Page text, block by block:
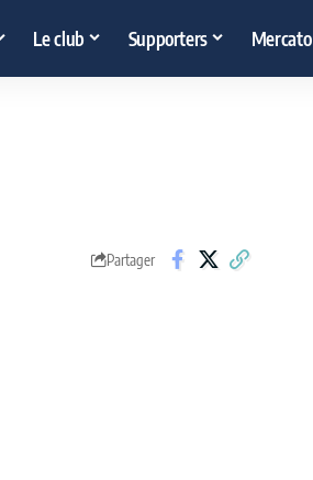
Le club Supporters Mercato
Partager